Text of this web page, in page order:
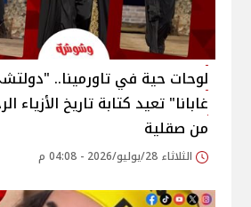
لوحات حية في تاورمينا..
غابانا" تعيد كتابة تاريخ الأزياء
من صقلية
الثلاثاء 28/يوليو/2026 - 04:08 م